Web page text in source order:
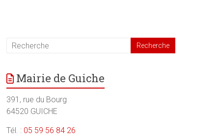
Mairie de Guiche
391, rue du Bourg
64520 GUICHE
Tél. : 05 59 56 84 26